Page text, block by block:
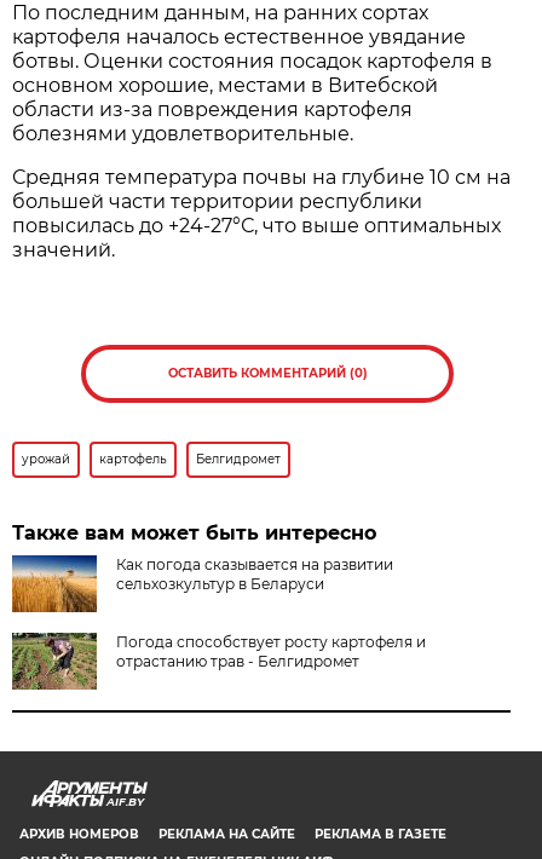
По последним данным, на ранних сортах
картофеля началось естественное увядание
ботвы. Оценки состояния посадок картофеля в
основном хорошие, местами в Витебской
области из-за повреждения картофеля
болезнями удовлетворительные.
Средняя температура почвы на глубине 10 см на
большей части территории республики
повысилась до +24-27°С, что выше оптимальных
значений.
ОСТАВИТЬ КОММЕНТАРИЙ (0)
урожай картофель Белгидромет
Также вам может быть интересно
Как погода сказывается на развитии
сельхозкультур в Беларуси
Погода способствует росту картофеля и
отрастанию трав - Белгидромет
AIF.BY
АРХИВ НОМЕРОВ РЕКЛАМА НА САЙТЕ
РЕКЛАМА В ГАЗЕТЕ